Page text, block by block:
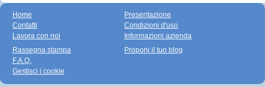
Home
Contatti
Lavora con noi
Presentazione
Condizioni d'uso
Informazioni azienda
Rassegna stampa
F.A.Q.
Gestisci i cookie
Proponi il tuo blog